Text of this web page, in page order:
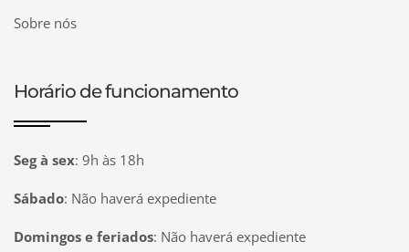
Sobre nós
Horário de funcionamento
Seg à sex: 9h às 18h
Sábado: Não haverá expediente
Domingos e feriados: Não haverá expediente